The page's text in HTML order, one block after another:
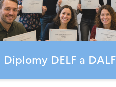
Diplomy DELF a DALF